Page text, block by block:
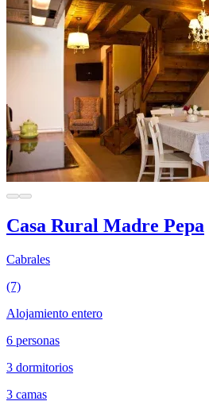
Casa Rural Madre Pepa
Cabrales
(7)
Alojamiento entero
6 personas
3 dormitorios
3 camas